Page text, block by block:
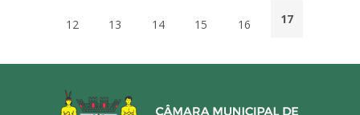
12 13 14 15 16 17